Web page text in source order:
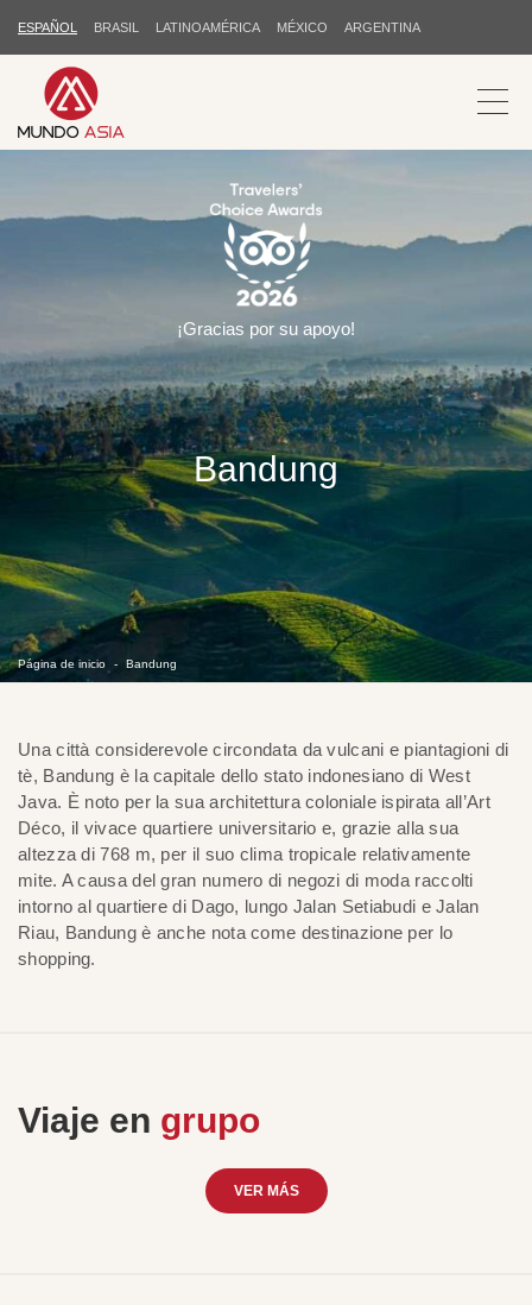
ESPAÑOL BRASIL LATINOAMÉRICA MÉXICO ARGENTINA
Bandung
Página de inicio Bandung
¡Gracias por su apoyo!
Una città considerevole circondata da vulcani e piantagioni di
tè, Bandung è la capitale dello stato indonesiano di West
Java. È noto per la sua architettura coloniale ispirata all’Art
Déco, il vivace quartiere universitario e, grazie alla sua
altezza di 768 m, per il suo clima tropicale relativamente
mite. A causa del gran numero di negozi di moda raccolti
intorno al quartiere di Dago, lungo Jalan Setiabudi e Jalan
Riau, Bandung è anche nota come destinazione per lo
shopping.
Viaje en grupo
VER MÁS